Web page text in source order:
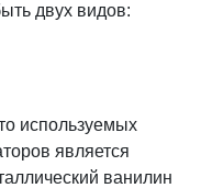
двух видов:
используемых
является
ванилин